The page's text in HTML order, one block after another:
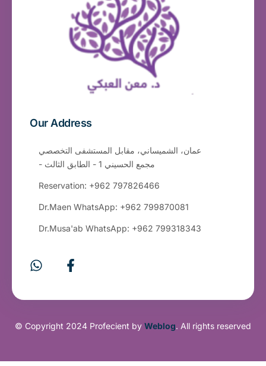
Our Address
عمان، الشميساني، مقابل المستشفى التخصصي
- مجمع الحسيني 1 - الطابق الثالث
Reservation: +962 797826466
Dr.Maen WhatsApp: +962 799870081
Dr.Musa'ab WhatsApp: +962 799318343
© Copyright 2024 Profecient by Weblog. All rights reserved